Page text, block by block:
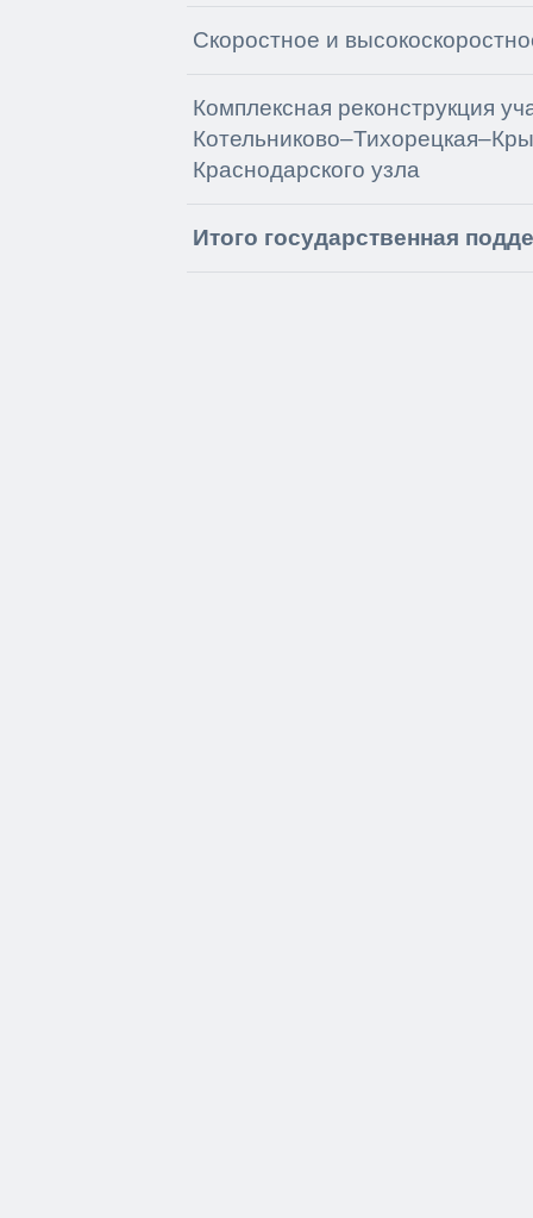
Скоростное и
Комплексная реконструкция
Краснодарского узла
Итого государственная